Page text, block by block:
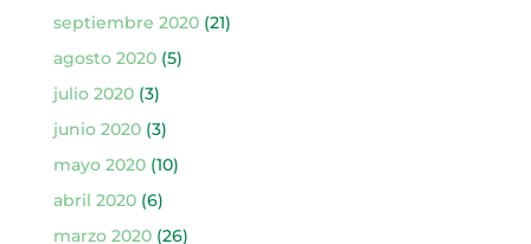
septiembre 2020(21)
agosto 2020(5)
julio 2020(3)
junio 2020(3)
mayo 2020(10)
abril 2020(6)
marzo 2020(26)